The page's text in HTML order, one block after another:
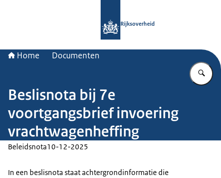
Rijksoverheid
Home Documenten
Beslisnota bij 7e
voortgangsbrief invoering
vrachtwagenheffing
Beleidsnota10-12-2025
In een beslisnota staat achtergrondinformatie die